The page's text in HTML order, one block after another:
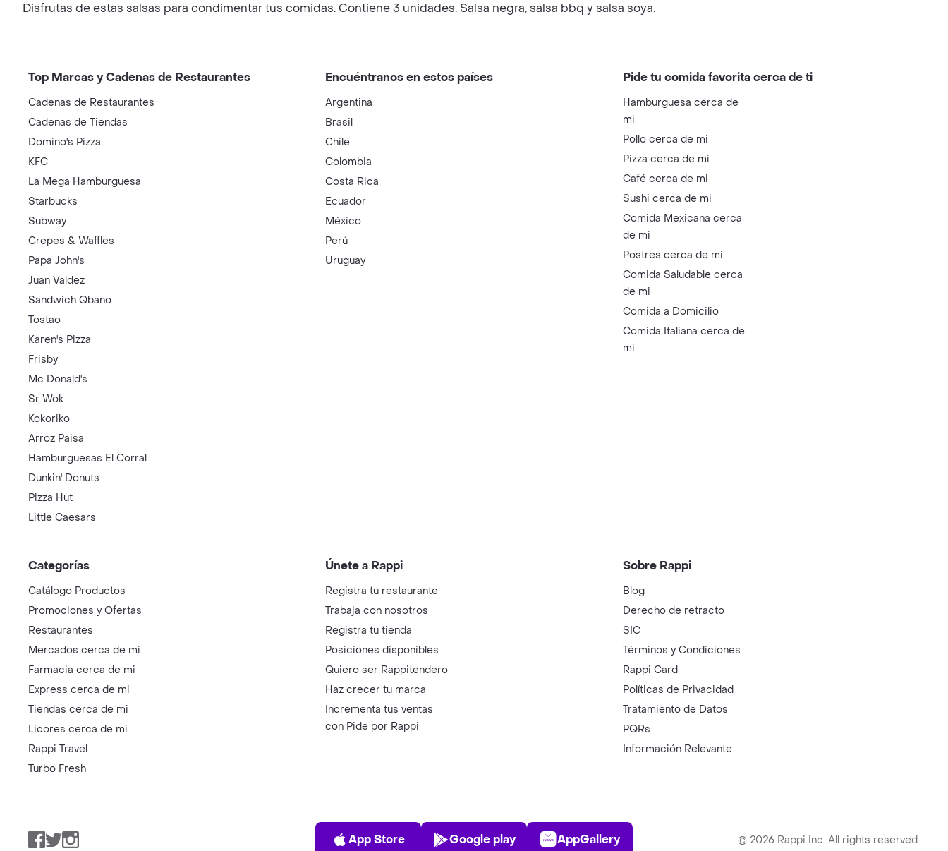
Disfrutas de estas salsas para condimentar tus comidas. Contiene 3 unidades. Salsa negra, salsa bbq y salsa soya.
Top Marcas y Cadenas de Restaurantes
Cadenas de Restaurantes
Cadenas de Tiendas
Domino's Pizza
KFC
La Mega Hamburguesa
Starbucks
Subway
Crepes & Waffles
Papa John's
Juan Valdez
Sandwich Qbano
Tostao
Karen's Pizza
Frisby
Mc Donald's
Sr Wok
Kokoriko
Arroz Paisa
Hamburguesas El Corral
Dunkin' Donuts
Pizza Hut
Little Caesars
Encuéntranos en estos países
Argentina
Brasil
Chile
Colombia
Costa Rica
Ecuador
México
Perú
Uruguay
Pide tu comida favorita cerca de ti
Hamburguesa cerca de
mi
Pollo cerca de mi
Pizza cerca de mi
Café cerca de mi
Sushi cerca de mi
Comida Mexicana cerca
de mi
Postres cerca de mi
Comida Saludable cerca
de mi
Comida a Domicilio
Comida Italiana cerca de
mi
Categorías
Catálogo Productos
Promociones y Ofertas
Restaurantes
Mercados cerca de mi
Farmacia cerca de mi
Express cerca de mi
Tiendas cerca de mi
Licores cerca de mi
Rappi Travel
Turbo Fresh
Únete a Rappi
Registra tu restaurante
Trabaja con nosotros
Registra tu tienda
Posiciones disponibles
Quiero ser Rappitendero
Haz crecer tu marca
Incrementa tus ventas
con Pide por Rappi
Sobre Rappi
Blog
Derecho de retracto
SIC
Términos y Condiciones
Rappi Card
Políticas de Privacidad
Tratamiento de Datos
PQRs
Información Relevante
Facebook
TwitterInstagram
App Store
App Store
Play Store
Google play
AppGallery
AppGallery © 2026 Rappi Inc. All rights reserved.